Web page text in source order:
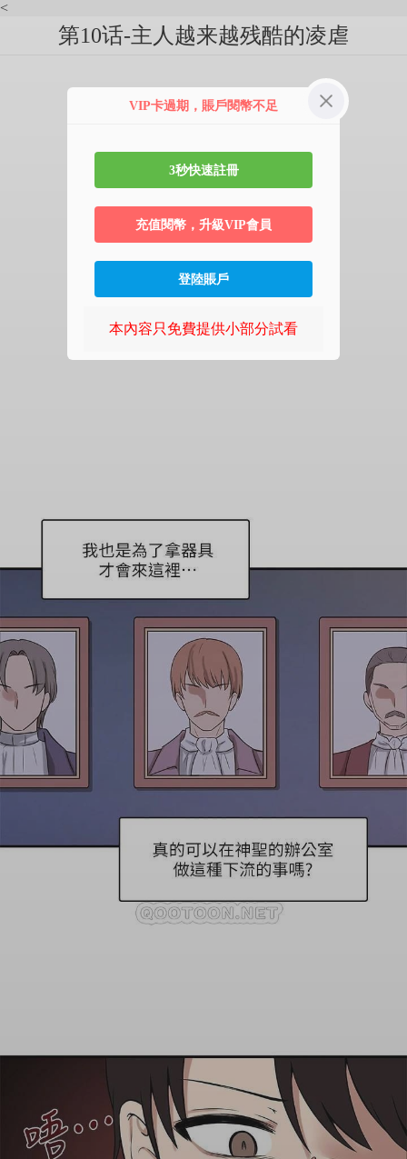
<
第10话-主人越来越残酷的凌虐
VIP卡過期，賬戶閱幣不足
3秒快速註冊
充值閱幣，升級VIP會員
登陸賬戶
本內容只免費提供小部分試看